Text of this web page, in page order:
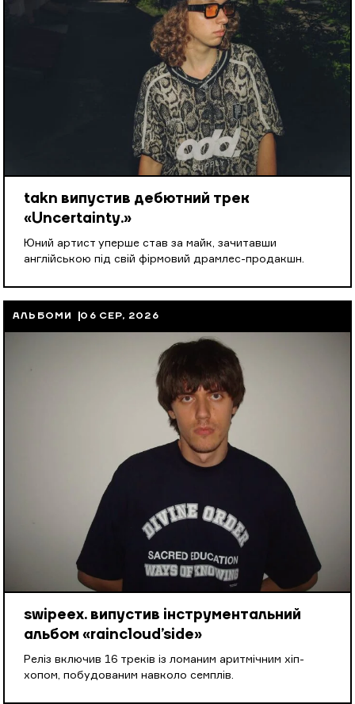
takn випустив дебютний трек
«Uncertainty.»
Юний артист уперше став за майк, зачитавши
англійською під свій фірмовий драмлес-продакшн.
АЛЬБОМИ 06 СЕР, 2026
swipeex. випустив інструментальний
альбом «raincloud’side»
Реліз включив 16 треків із ломаним аритмічним хіп-
хопом, побудованим навколо семплів.